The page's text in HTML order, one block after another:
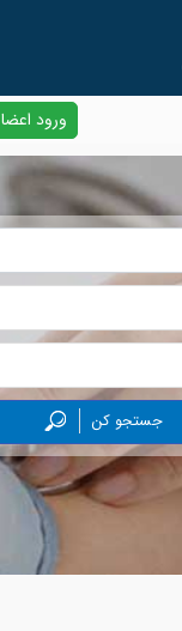
ورود اعضا
جستجو کن